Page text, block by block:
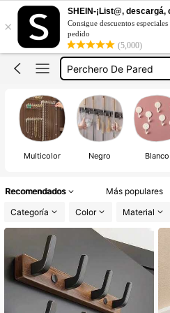
×
SHEIN-¡List@, descargá,
Consigue descuentos
pedido
(5,000)
Porta Llaves De Pared
Porta Llaves
Perchero
Perchero De Pared
Porta Llaves De Pared
Porta Llaves
Multicolor Negro Blanco
Recomendados Más populares
Categoría
Color Material